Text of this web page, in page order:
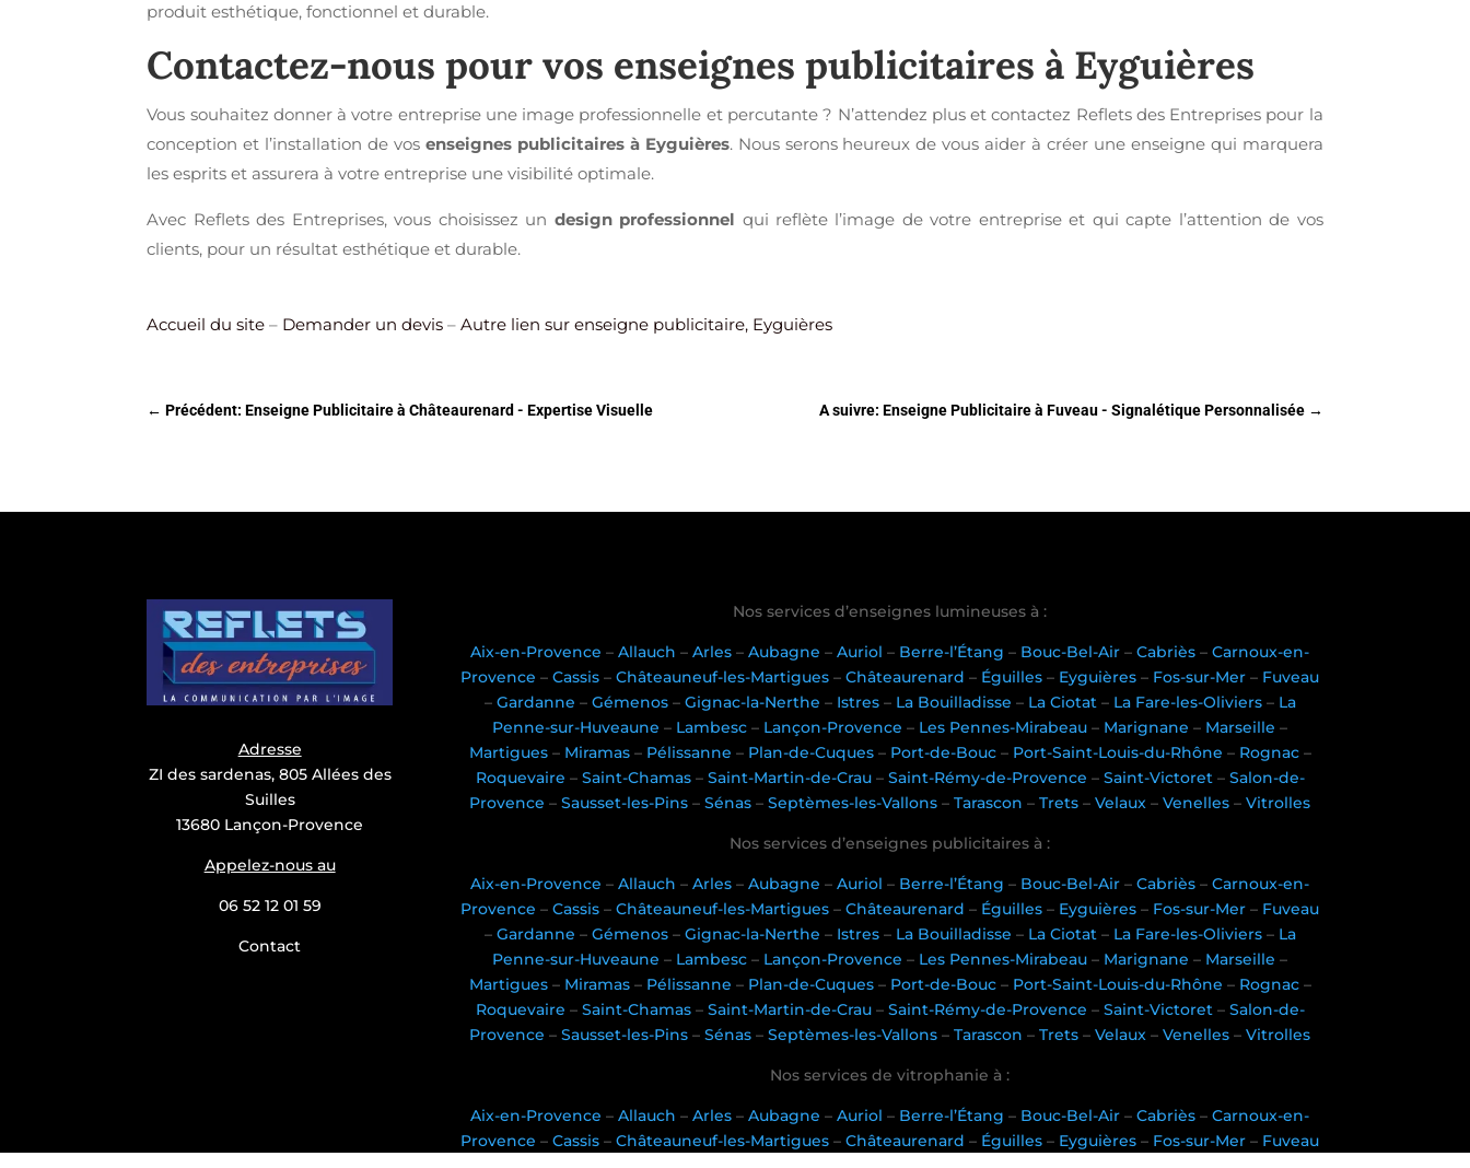
produit esthétique, fonctionnel et durable.
Contactez-nous pour vos enseignes publicitaires à Eyguières
Vous souhaitez donner à votre entreprise une image professionnelle et percutante ? N’attendez plus et contactez Reflets des Entreprises pour la
conception et l’installation de vos enseignes publicitaires à Eyguières. Nous serons heureux de vous aider à créer une enseigne qui marquera
les esprits et assurera à votre entreprise une visibilité optimale.
Avec Reflets des Entreprises, vous choisissez un design professionnel qui reflète l’image de votre entreprise et qui capte l’attention de vos
clients, pour un résultat esthétique et durable.
Accueil du site – Demander un devis –Autre lien sur enseigne publicitaire, Eyguières
←Précédent: Enseigne Publicitaire à Châteaurenard - Expertise Visuelle A suivre: Enseigne Publicitaire à Fuveau - Signalétique Personnalisée→
Adresse
ZI des sardenas, 805 Allées des
Suilles
13680 Lançon-Provence
Appelez-nous au
06 52 12 01 59
Contact
Nos services d’enseignes lumineuses à :
Aix-en-Provence –Allauch –Arles –Aubagne –Auriol – Berre-l’Étang – Bouc-Bel-Air –Cabriès –Carnoux-en-
Provence –Cassis –Châteauneuf-les-Martigues –Châteaurenard – Éguilles – Eyguières – Fos-sur-Mer – Fuveau
– Gardanne – Gémenos– Gignac-la-Nerthe – Istres– La Bouilladisse – La Ciotat– La Fare-les-Oliviers– La
Penne-sur-Huveaune – Lambesc – Lançon-Provence – Les Pennes-Mirabeau – Marignane – Marseille –
Martigues– Miramas– Pélissanne – Plan-de-Cuques– Port-de-Bouc– Port-Saint-Louis-du-Rhône – Rognac–
Roquevaire – Saint-Chamas– Saint-Martin-de-Crau– Saint-Rémy-de-Provence – Saint-Victoret– Salon-de-
Provence –Sausset-les-Pins –Sénas –Septèmes-les-Vallons –Tarascon –Trets –Velaux –Venelles –Vitrolles
Nos services d’enseignes publicitaires à :
Aix-en-Provence –Allauch –Arles –Aubagne –Auriol – Berre-l’Étang – Bouc-Bel-Air –Cabriès –Carnoux-en-
Provence –Cassis –Châteauneuf-les-Martigues –Châteaurenard – Éguilles – Eyguières – Fos-sur-Mer – Fuveau
– Gardanne – Gémenos– Gignac-la-Nerthe – Istres– La Bouilladisse – La Ciotat– La Fare-les-Oliviers– La
Penne-sur-Huveaune – Lambesc – Lançon-Provence – Les Pennes-Mirabeau – Marignane – Marseille –
Martigues– Miramas– Pélissanne – Plan-de-Cuques– Port-de-Bouc– Port-Saint-Louis-du-Rhône – Rognac–
Roquevaire – Saint-Chamas– Saint-Martin-de-Crau– Saint-Rémy-de-Provence – Saint-Victoret– Salon-de-
Provence –Sausset-les-Pins –Sénas –Septèmes-les-Vallons –Tarascon –Trets –Velaux –Venelles –Vitrolles
Nos services de vitrophanie à :
Aix-en-Provence –Allauch –Arles –Aubagne –Auriol – Berre-l’Étang – Bouc-Bel-Air –Cabriès –Carnoux-en-
Provence –Cassis –Châteauneuf-les-Martigues –Châteaurenard – Éguilles – Eyguières – Fos-sur-Mer – Fuveau